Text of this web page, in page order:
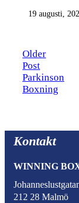
19 augusti,
Older
Post
Parkinson
Boxning
Kontakt
WINNING
212 28 Malmö